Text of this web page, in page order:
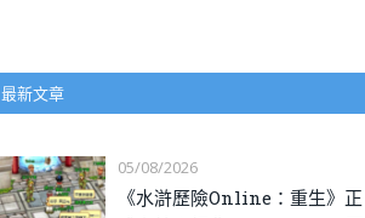
最新文章
05/08/2026
《水滸歷險Online：重生》正